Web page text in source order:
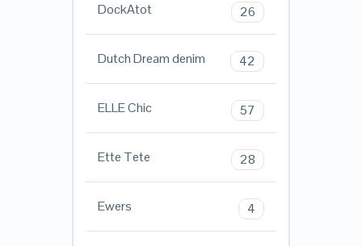
DockAtot 26
Dutch Dream denim 42
ELLE Chic 57
Ette Tete 28
Ewers 4